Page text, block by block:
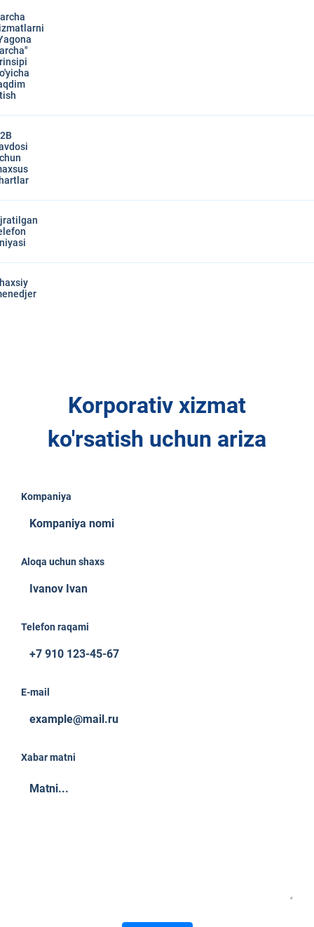
Korporativ xizmat
ko'rsatish uchun ariza
Kompaniya
Aloqa uchun shaxs
Telefon raqami
E-mail
Xabar matni